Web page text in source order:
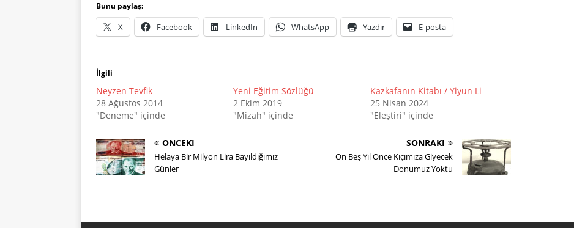
Bunu paylaş:
X Facebook LinkedIn WhatsApp Yazdır E-posta
İlgili
Neyzen Tevfik
28 Ağustos 2014
"Deneme" içinde
Yeni Eğitim Sözlüğü
2 Ekim 2019
"Mizah" içinde
Kazkafanın Kitabı / Yiyun Li
25 Nisan 2024
"Eleştiri" içinde
ÖNCEKI
Helaya Bir Milyon Lira Bayıldığımız
Günler
SONRAKI
On Beş Yıl Önce Kıçımıza Giyecek
Donumuz Yoktu